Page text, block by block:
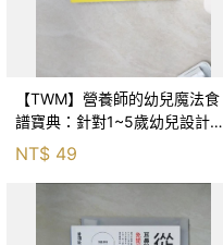
【TWM】營養師的幼兒魔法食
譜寶典：針對1~5歲幼兒設計，
327道料理輕鬆解決偏食..._牧野
直子
NT$ 49